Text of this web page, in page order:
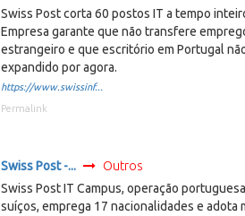
Swiss Post corta 60 postos IT a tempo
Empresa garante que não transfere
estrangeiro e que escritório em Portugal
expandido por agora.
https://www.swissinf...
Permalink
Swiss Post -...
Outros
Swiss Post IT Campus, operação
suíços, emprega 17 nacionalidades e adota